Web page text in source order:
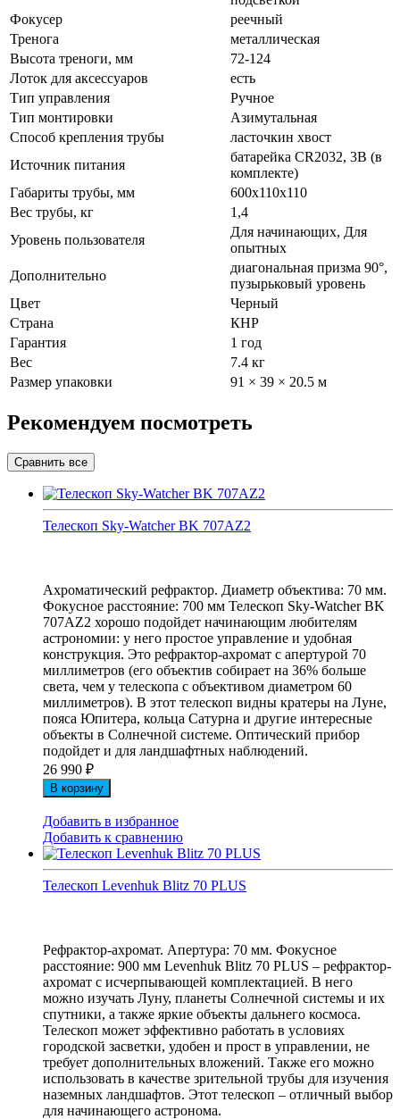
Фокусер
реечный
Тренога
металлическая
Высота треноги, мм
72-124
Лоток для аксессуаров
есть
Тип управления
Ручное
Тип монтировки
Азимутальная
Способ крепления трубы
ласточкин хвост
Источник питания
батарейка CR2032, 3В (в
комплекте)
Габариты трубы, мм
600х110х110
Вес трубы, кг
1,4
Уровень пользователя
Для начинающих, Для
опытных
Дополнительно
диагональная призма 90°,
пузырьковый уровень
Цвет
Черный
Страна
КНР
Гарантия
1 год
Вес
7.4 кг
Размер упаковки
91 × 39 × 20.5 м
Рекомендуем посмотреть
Телескоп Sky-Watcher BK 707AZ2
Ахроматический рефрактор. Диаметр объектива: 70 мм.
Фокусное расстояние: 700 мм Телескоп Sky-Watcher BK
707AZ2 хорошо подойдет начинающим любителям
астрономии: у него простое управление и удобная
конструкция. Это рефрактор-ахромат с апертурой 70
миллиметров (его объектив собирает на 36% больше
света, чем у телескопа с объективом диаметром 60
миллиметров). В этот телескоп видны кратеры на Луне,
пояса Юпитера, кольца Сатурна и другие интересные
объекты в Солнечной системе. Оптический прибор
подойдет и для ландшафтных наблюдений.
26 990 ₽
В корзину
Добавить в избранное
Добавить к сравнению
Телескоп Levenhuk Blitz 70 PLUS
Рефрактор-ахромат. Апертура: 70 мм. Фокусное
расстояние: 900 мм Levenhuk Blitz 70 PLUS – рефрактор-
ахромат с исчерпывающей комплектацией. В него
можно изучать Луну, планеты Солнечной системы и их
спутники, а также яркие объекты дальнего космоса.
Телескоп может эффективно работать в условиях
городской засветки, удобен и прост в управлении, не
требует дополнительных вложений. Также его можно
использовать в качестве зрительной трубы для изучения
наземных ландшафтов. Этот телескоп – отличный выбор
для начинающего астронома.